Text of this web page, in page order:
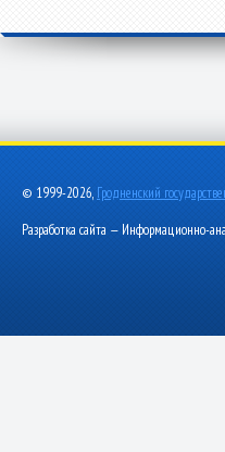
© 1999-2026, Гродненский
Разработка сайта — Информационно-